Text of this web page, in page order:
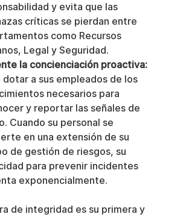
y evita que las
críticas se pierdan entre
como Recursos
Legal y Seguridad.
la concienciación proactiva:
dotar a sus empleados de los
necesarios para
y reportar las señales de
Cuando su personal se
en una extensión de su
de gestión de riesgos, su
para prevenir incidentes
exponencialmente.
de integridad es su primera y